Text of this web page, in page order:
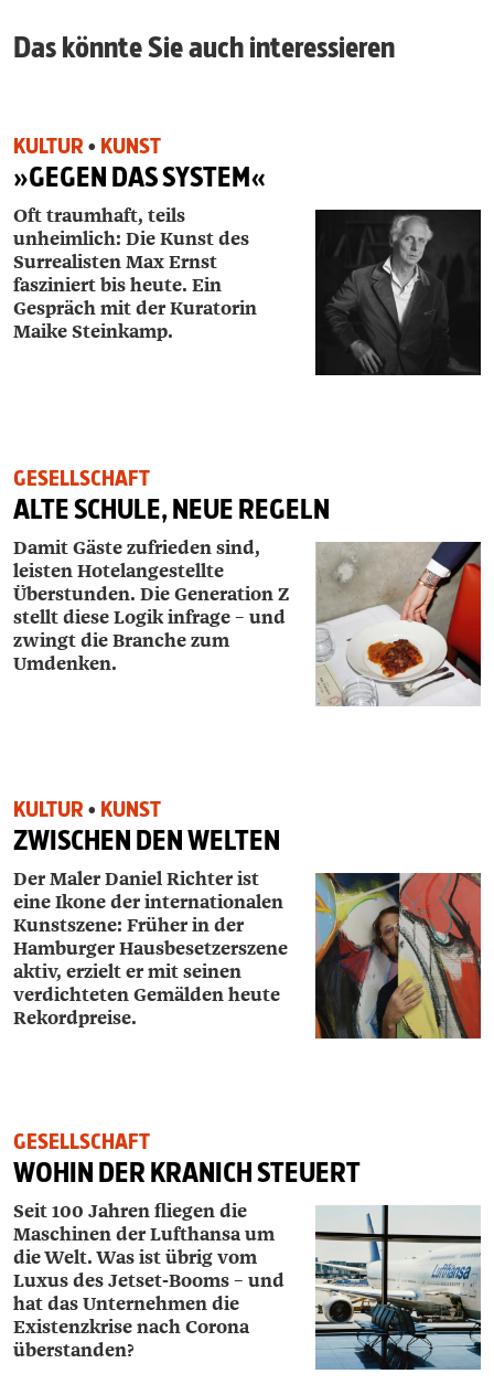
Das könnte Sie auch interessieren
KULTUR • KUNST
»GEGEN DAS SYSTEM«
Oft traumhaft, teils
unheimlich: Die Kunst des
Surrealisten Max Ernst
fasziniert bis heute. Ein
Gespräch mit der Kuratorin
Maike Steinkamp.
GESELLSCHAFT
ALTE SCHULE, NEUE REGELN
Damit Gäste zufrieden sind,
leisten Hotelangestellte
Überstunden. Die Generation Z
stellt diese Logik infrage – und
zwingt die Branche zum
Umdenken.
KULTUR • KUNST
ZWISCHEN DEN WELTEN
Der Maler Daniel Richter ist
eine Ikone der internationalen
Kunstszene: Früher in der
Hamburger Hausbesetzerszene
aktiv, erzielt er mit seinen
verdichteten Gemälden heute
Rekordpreise.
GESELLSCHAFT
WOHIN DER KRANICH STEUERT
Seit 100 Jahren fliegen die
Maschinen der ­Lufthansa um
die Welt. Was ist übrig vom
Luxus des Jetset-Booms – und
hat das Unternehmen die
Existenzkrise nach Corona
überstanden?